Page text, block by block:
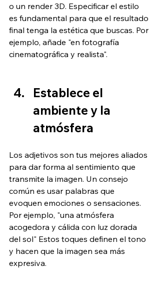
o un render 3D. Especificar el estilo
es fundamental para que el resultado
final tenga la estética que buscas. Por
ejemplo, añade "en fotografía
cinematográfica y realista".
Establece el
ambiente y la
atmósfera
Los adjetivos son tus mejores aliados
para dar forma al sentimiento que
transmite la imagen. Un consejo
común es usar palabras que
evoquen emociones o sensaciones.
Por ejemplo, "una atmósfera
acogedora y cálida con luz dorada
del sol" Estos toques definen el tono
y hacen que la imagen sea más
expresiva.